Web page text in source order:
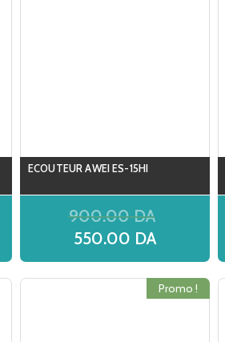
ECOUTEUR AWEI ES-15HI
900.00DA
550.00 DA
Promo !